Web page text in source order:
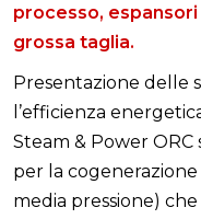
processo,
grossa taglia.
Presentazione delle
l’efficienza
Steam & Power
per la
media pressione)